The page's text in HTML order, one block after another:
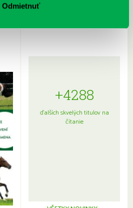
Odmietnuťkompletný sprievodca
+4288
ďalších skvelých titulov na
čítanie